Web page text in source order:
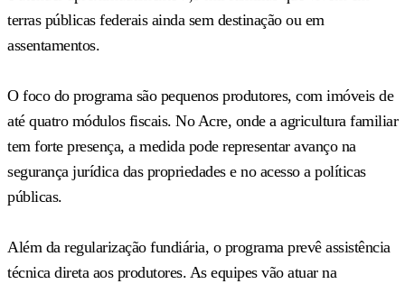
terras públicas federais ainda sem destinação ou em
assentamentos.
O foco do programa são pequenos produtores, com imóveis de
até quatro módulos fiscais. No Acre, onde a agricultura familiar
tem forte presença, a medida pode representar avanço na
segurança jurídica das propriedades e no acesso a políticas
públicas.
Além da regularização fundiária, o programa prevê assistência
técnica direta aos produtores. As equipes vão atuar na